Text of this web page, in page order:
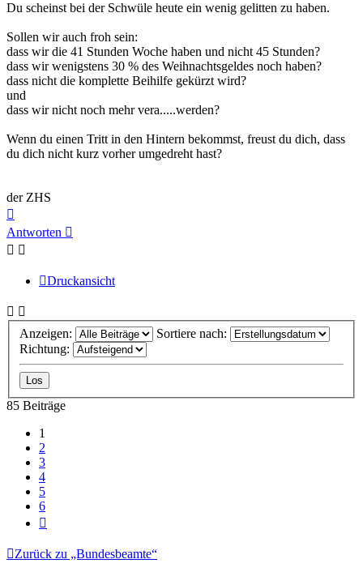
Du scheinst bei der Schwüle heute ein wenig gelitten zu haben.
Sollen wir auch froh sein:
dass wir die 41 Stunden Woche haben und nicht 45 Stunden?
dass wir wenigstens 30 % des Weihnachtsgeldes noch haben?
dass nicht die komplette Beihilfe gekürzt wird?
und
dass wir nicht noch mehr vera.....werden?
Wenn du einen Tritt in den Hintern bekommst, freust du dich, dass
du dich nicht kurz vorher umgedreht hast?
der ZHS
oben
Antworten
Druckansicht
Anzeigen:
Sortiere nach:
Richtung:
85 Beiträge
1
2
3
4
5
6
Zurück zu „Bundesbeamte“